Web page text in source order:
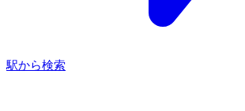
駅から検索